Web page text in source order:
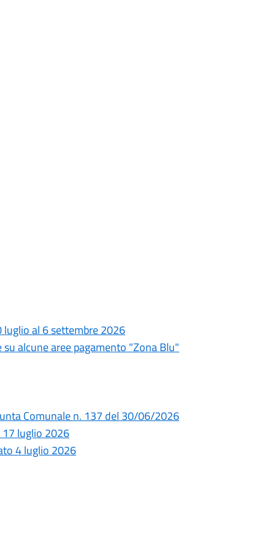
luglio al 6 settembre 2026
su alcune aree pagamento "Zona Blu"
Comunale n. 137 del 30/06/2026
luglio 2026
4 luglio 2026